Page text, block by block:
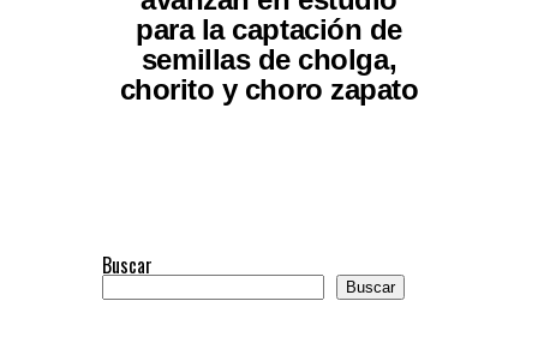
para la captación de
semillas de cholga,
chorito y choro zapato
Buscar
Buscar